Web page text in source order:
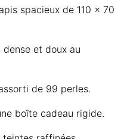
spacieux de 110 x 70
et doux au
de 99 perles.
boîte cadeau rigide.